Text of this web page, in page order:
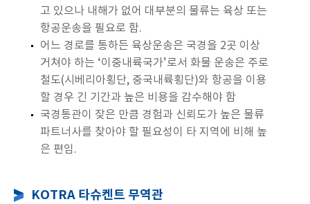
고 있으나 내해가 없어 대부분의 물류는 육상 또는
항공운송을 필요로 함.
어느 경로를 통하든 육상운송은 국경을 2곳 이상
거쳐야 하는 ‘이중내륙국가’로서 화물 운송은 주로
철도(시베리아횡단, 중국내륙횡단)와 항공을 이용
할 경우 긴 기간과 높은 비용을 감수해야 함
국경통관이 잦은 만큼 경험과 신뢰도가 높은 물류
파트너사를 찾아야 할 필요성이 타 지역에 비해 높
은 편임.
KOTRA 타슈켄트 무역관